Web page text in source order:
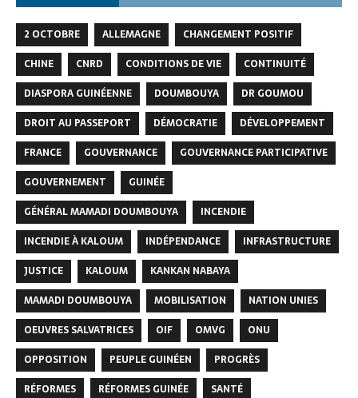
2 OCTOBRE ALLEMAGNE
CHANGEMENT POSITIF
CHINE
CNRD CONDITIONS DE VIE
CONTINUITÉ
DIASPORA GUINÉENNE
DOUMBOUYA
DR GOUMOU
DROIT AU PASSEPORT
DÉMOCRATIE
DÉVELOPPEMENT
FRANCE
GOUVERNANCE
GOUVERNANCE PARTICIPATIVE
GOUVERNEMENT
GUINÉE
GÉNÉRAL MAMADI DOUMBOUYA
INCENDIE
INCENDIE À KALOUM
INDÉPENDANCE
INFRASTRUCTURE
JUSTICE
KALOUM
KANKAN NABAYA
MAMADI DOUMBOUYA
MOBILISATION
NATION UNIES
OEUVRES SALVATRICES
OIF OMVG
ONU
OPPOSITION
PEUPLE GUINÉEN
PROGRÈS
RÉFORMES
RÉFORMES GUINÉE
SANTÉ